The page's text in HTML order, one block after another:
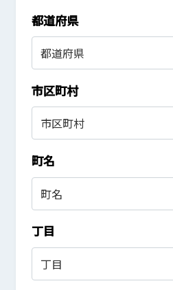
都道府県
市区町村
町名
丁目